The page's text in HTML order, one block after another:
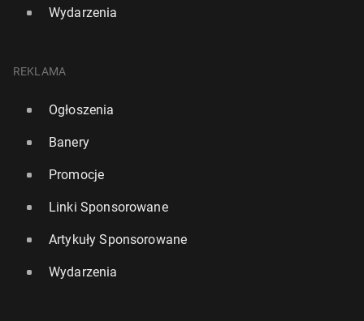
tej de­ka­dzie
Wydarzenia
REKLAMA
Ogłoszenia
Banery
Promocje
Linki Sponsorowane
Artykuły Sponsorowane
Wydarzenia